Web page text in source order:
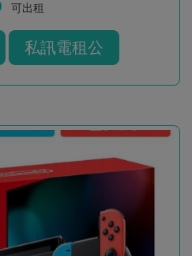
可出租
私訊電租公